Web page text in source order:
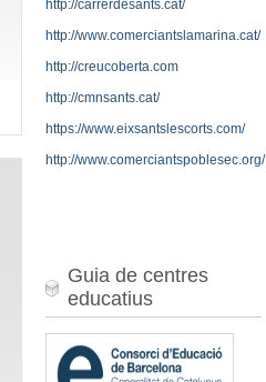
http://carrerdesants.cat/
http://www.comerciantslamarina.cat/
http://creucoberta.com
http://cmnsants.cat/
https://www.eixsantslescorts.com/
http://www.comerciantspoblesec.org/
Guia de centres
educatius